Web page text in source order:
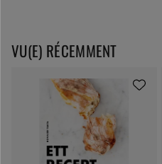
VU(E) RÉCEMMENT